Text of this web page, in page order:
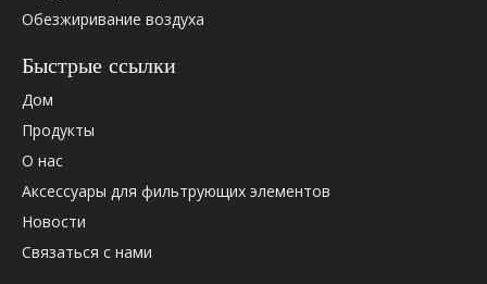
Обезжиривание воздуха
Быстрые ссылки
Дом
Продукты
О нас
Аксессуары для фильтрующих элементов
Новости
Связаться с нами